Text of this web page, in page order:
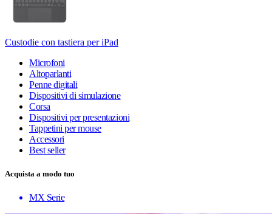
Custodie con tastiera per iPad
Microfoni
Altoparlanti
Penne digitali
Dispositivi di simulazione
Corsa
Dispositivi per presentazioni
Tappetini per mouse
Accessori
Best seller
Acquista a modo tuo
MX Serie